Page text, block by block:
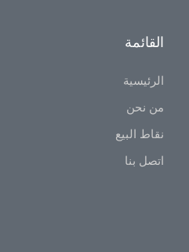
القائمة
الرئيسية
من نحن
نقاط البيع
اتصل بنا